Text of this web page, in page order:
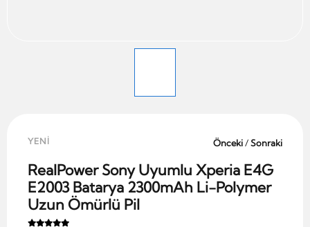
YENİ Önceki/Sonraki
RealPower Sony Uyumlu Xperia E4G
E2003 Batarya 2300mAh Li-Polymer
Uzun Ömürlü Pil